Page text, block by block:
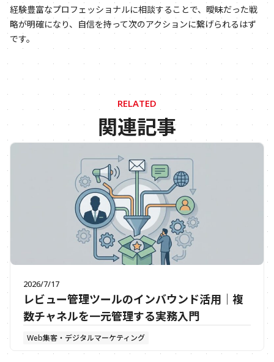
経験豊富なプロフェッショナルに相談することで、曖昧だった戦
略が明確になり、自信を持って次のアクションに繋げられるはず
です。
RELATED
関連記事
2026/7/17
レビュー管理ツールのインバウンド活用｜複
数チャネルを一元管理する実務入門
Web集客・デジタルマーケティング